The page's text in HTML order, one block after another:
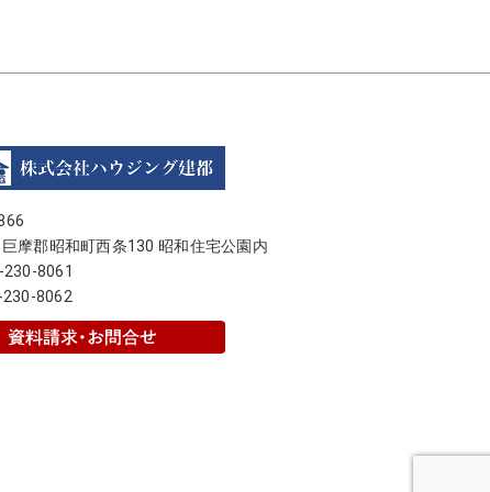
摩郡昭和町西条130 昭和住宅公園内
230-8061
230-8062